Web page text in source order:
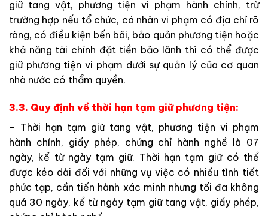
giữ tang vật, phương tiện vi phạm hành chính, trừ
trường hợp nếu tổ chức, cá nhân vi phạm có địa chỉ rõ
ràng, có điều kiện bến bãi, bảo quản phương tiện hoặc
khả năng tài chính đặt tiền bảo lãnh thì có thể được
giữ phương tiện vi phạm dưới sự quản lý của cơ quan
nhà nước có thẩm quyền.
3.3. Quy định về thời hạn tạm giữ phương tiện:
– Thời hạn tạm giữ tang vật, phương tiện vi phạm
hành chính, giấy phép, chứng chỉ hành nghề là 07
ngày, kể từ ngày tạm giữ. Thời hạn tạm giữ có thể
được kéo dài đối với những vụ việc có nhiều tình tiết
phức tạp, cần tiến hành xác minh nhưng tối đa không
quá 30 ngày, kể từ ngày tạm giữ tang vật, giấy phép,